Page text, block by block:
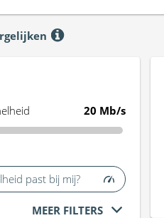
20 Mb/s
past bij mij?
MEER FILTERS